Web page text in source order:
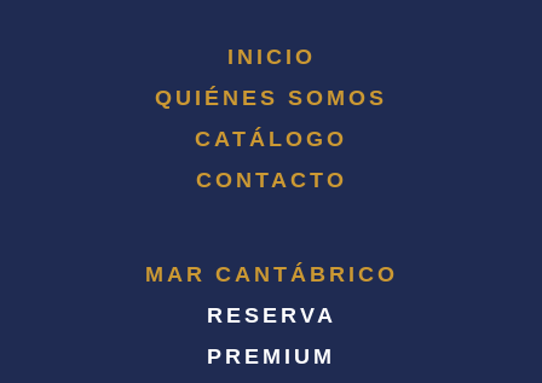
INICIO
QUIÉNES SOMOS
CATÁLOGO
CONTACTO
MAR CANTÁBRICO
RESERVA
PREMIUM